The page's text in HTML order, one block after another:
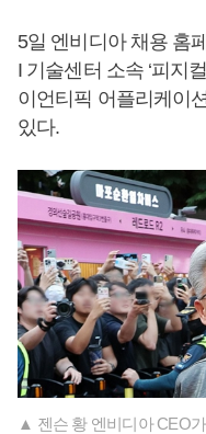
5일 엔비디아 채용 홈
I 기술센터 소속 ‘피지
이언티픽 어플리케이
있다.
▲ 젠슨 황 엔비디아 CEO